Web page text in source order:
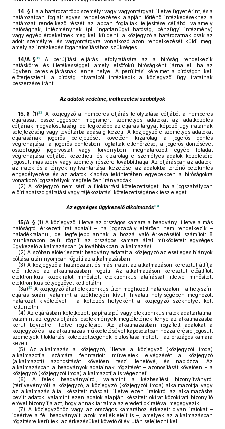
14. § Ha a határozat több személyt vagy vagyontárgyat, illetve ügyet érint, és a
határozatban foglalt egyes rendelkezések alapján történő intézkedésekhez a
határozat rendelkező részét az abban foglaltak teljesítése céljából valamely
hatóságnak, intézménynek (pl. ingatlanügyi hatóság, pénzügyi intézmény)
vagy egyéb érdekeltnek meg kell küldeni, a közjegyző a határozatnak csak az
adott személyre, és vagyontárgyra vonatkozó azon rendelkezését küldi meg,
amely az intézkedés foganatosításához szükséges.
14/A. §32
A perújítási eljárás lefolytatására az a bíróság rendelkezik
hatáskörrel és illetékességgel, amely elsőfokú bíróságként járna el, ha az
ügyben peres eljárásnak lenne helye. A perújítási kérelmet a bíróságon kell
előterjeszteni; a bíróság hivatalból intézkedik a közjegyzői ügy iratainak
beszerzése iránt.
Az adatok védelme, iratkezelési szabályok
15. § (1)33
A közjegyző a nemperes eljárás lefolytatása céljából a nemperes
eljárással összefüggésben megismert személyes adatokat az adatkezelés
céljának megvalósulásáig, de legkésőbb az eljárás tárgyát képező ügy iratainak
selejtezéséig vagy levéltárba adásáig kezeli. A közjegyző e személyes adatokat
eljárásának jogerős befejezését követően kizárólag a jogerős döntés
végrehajtása, a jogerős döntésben foglaltak ellenőrzése, a jogerős döntésével
összefüggő jogorvoslat vagy törvényben meghatározott egyéb feladat
végrehajtása céljából kezelheti, és kizárólag e személyes adatok kezelésére
jogosult más szerv vagy személy részére továbbíthatja. Az eljárásban az adatok,
az iratok és a tények nyilvántartása, kezelése, az adatokba történő betekintés
engedélyezése és az adatok kiadása tekintetében egyebekben a bíróságokra
vonatkozó jogszabályok megfelelően irányadóak.
(2) A közjegyző nem sérti a titoktartási kötelezettséget, ha a jogszabályban
előírt adatszolgáltatási vagy tájékoztatási kötelezettségének tesz eleget.
Az egységes ügykezelő alkalmazás34
15/A. § (1) A közjegyző, illetve az országos kamara a beadvány, illetve a más
hatóságtól érkezett irat adatait – ha jogszabály eltérően nem rendelkezik –
haladéktalanul, de legfeljebb annak a hozzá való érkezésétől számított 8
munkanapon belül rögzíti az országos kamara által működtetett egységes
ügykezelő alkalmazásban (a továbbiakban: alkalmazás).
(2) A szóban előterjesztett beadvány adatait a közjegyző az esetleges hiányok
pótlása után nyomban rögzíti az alkalmazásban.
(3) A közjegyző a határozatait és más iratait az alkalmazáson keresztül állítja
elő, illetve az alkalmazásban rögzíti. Az alkalmazáson keresztül előállított
elektronikus közokiratot minősített elektronikus aláírással, illetve minősített
elektronikus bélyegzővel kell ellátni.
(3a)35 A közjegyző által elektronikus úton meghozott határozaton – a helyszíni
eljárás során, valamint a székhelyén kívüli hivatali helyiségében meghozott
határozat kivételével – a keltezés helyeként a közjegyző székhelyét kell
feltüntetni.
(4) Az eljárásban keletkezett papíralapú vagy elektronikus iratok adattartalma,
valamint az egyes eljárási cselekmények megtételének ténye az alkalmazásba
kerül bevitelre, illetve rögzítésre. Az alkalmazásban rögzített adatokat a
közjegyző és – az alkalmazás működtetésével kapcsolatban hozzáférésre jogosult
személyek titoktartási kötelezettségének biztosítása mellett – az országos kamara
kezeli.
(5) Az alkalmazás a közjegyző, illetve a közjegyző (közjegyzői iroda)
alkalmazottja számára fenntartott műveletek elvégzését a közjegyző
(alkalmazott) azonosítását követően teszi lehetővé, és naplózza. Az
alkalmazásban a beadványok adatainak rögzítését – azonosítását követően – a
közjegyző (közjegyzői iroda) alkalmazottja is végezheti.
(6) A felek beadványairól, valamint a kézbesítési bizonyítványról
(tértivevényről) a közjegyző, a közjegyző (közjegyzői iroda) alkalmazottja vagy
az alkalmazás által készített másolat, illetve ezen iratokról az alkalmazásba
bevitt adatok, valamint ezen adatok alapján készített okirat közokirati bizonyító
erővel bizonyítja azt, hogy annak tartalma az eredeti okiratéval megegyezik.
(7) A közjegyzőhöz vagy az országos kamarához érkezett olyan iratokat –
ideértve a fél beadványait, azok mellékleteit is –, amelyek az alkalmazásban
rögzítésre kerültek, az érkezésüket követő öt év után selejtezni kell.